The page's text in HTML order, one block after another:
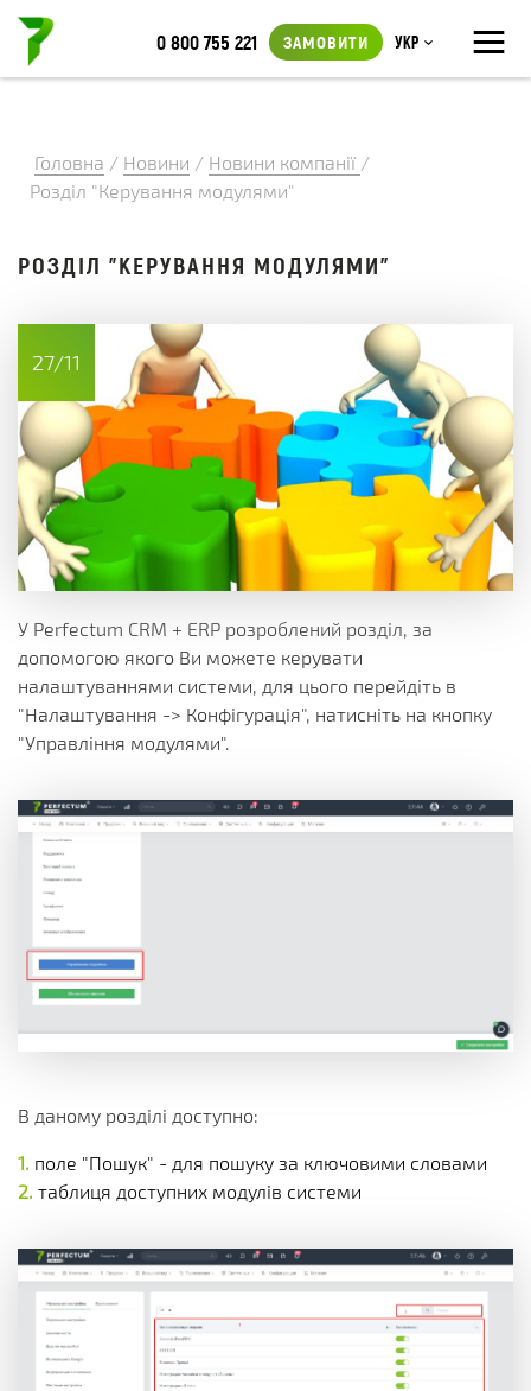
≡
0 800 755 221 ЗАМОВИТИ Укр
Головна / Новини / Новини компанії /
Розділ "Керування модулями"
РОЗДІЛ "КЕРУВАННЯ МОДУЛЯМИ"
27/11
У Perfectum CRM + ERP розроблений розділ, за
допомогою якого Ви можете керувати
налаштуваннями системи, для цього перейдіть в
"Налаштування -> Конфігурація", натисніть на кнопку
"Управління модулями".
В даному розділі доступно:
поле "Пошук" - для пошуку за ключовими словами
таблиця доступних модулів системи